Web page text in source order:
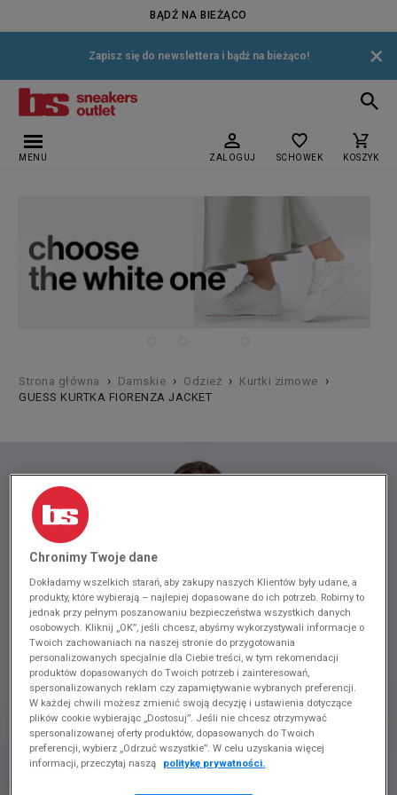
BĄDŹ NA BIEŻĄCO
Zapisz się do newslettera i bądź na bieżąco! ×
MENU ZALOGUJ SCHOWEK KOSZYK
Strona główna › Damskie › Odzież › Kurtki zimowe ›
GUESS KURTKA FIORENZA JACKET
Chronimy Twoje dane
Dokładamy wszelkich starań, aby zakupy naszych Klientów były udane, a
produkty, które wybierają – najlepiej dopasowane do ich potrzeb. Robimy to
jednak przy pełnym poszanowaniu bezpieczeństwa wszystkich danych
osobowych. Kliknij „OK”, jeśli chcesz, abyśmy wykorzystywali informacje o
Twoich zachowaniach na naszej stronie do przygotowania
personalizowanych specjalnie dla Ciebie treści, w tym rekomendacji
produktów dopasowanych do Twoich potrzeb i zainteresowań,
spersonalizowanych reklam czy zapamiętywanie wybranych preferencji.
W każdej chwili możesz zmienić swoją decyzję i ustawienia dotyczące
plików cookie wybierając „Dostosuj”. Jeśli nie chcesz otrzymywać
spersonalizowanej oferty produktów, dopasowanych do Twoich
preferencji, wybierz „Odrzuć wszystkie”. W celu uzyskania więcej
informacji, przeczytaj naszą
politykę prywatności.